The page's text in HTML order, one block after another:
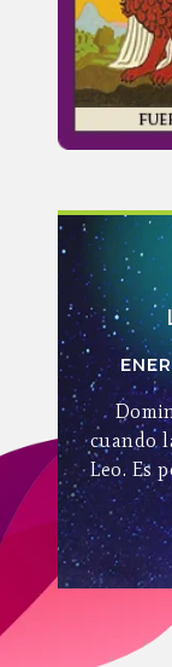
cuando
Leo. Es